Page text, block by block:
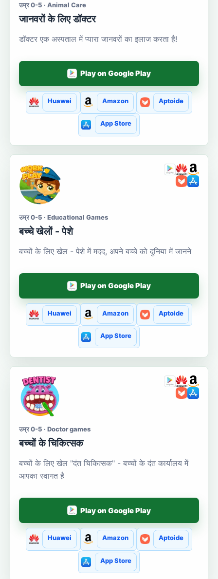
उम्र 0-5 · Animal Care
जानवरों के लिए डॉक्टर
डॉक्टर एक अस्पताल में प्यारा जानवरों का इलाज करता है!
Play on Google Play
Huawei Amazon Aptoide
App Store
उम्र 0-5 · Educational Games
बच्चे खेलों - पेशे
बच्चों के लिए खेल - पेशे में मदद, अपने बच्चे को दुनिया में जानने
Play on Google Play
Huawei Amazon Aptoide
App Store
उम्र 0-5 · Doctor games
बच्चों के चिकित्सक
बच्चों के लिए खेल "दंत चिकित्सक" - बच्चों के दंत कार्यालय में
आपका स्वागत है
Play on Google Play
Huawei Amazon Aptoide
App Store